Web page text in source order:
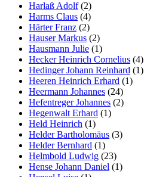
Harlaß Adolf(2)
Harms Claus (4)
Härter Franz (2)
Hauser Markus (2)
Hausmann Julie (1)
Hecker Heinrich Cornelius (4)
Hedinger Johann Reinhard (1)
Heeren Heinrich Erhard (1)
Heermann Johannes (24)
Hefentreger Johannes (2)
Hegenwalt Erhard (1)
Held Heinrich (1)
Helder Bartholomäus (3)
Helder Bernhard (1)
Helmbold Ludwig (23)
Hense Johann Daniel (1)